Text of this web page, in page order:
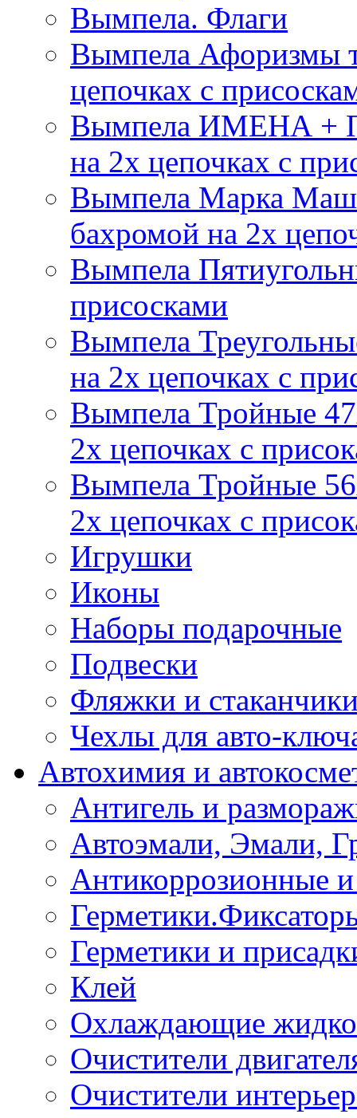
Вымпела. Флаги
Вымпела Афоризмы
цепочках с
Вымпела ИМЕНА +
на 2х цепочках с
Вымпела Марка
бахромой на 2х
Вымпела
присосками
Вымпела
на 2х цепочках с
Вымпела Тройные
2х цепочках с
Вымпела Тройные
2х цепочках с
Игрушки
Иконы
Наборы подарочные
Подвески
Фляжки и
Чехлы для авто-
Автохимия и
Антигель и
Автоэмали, Эмали,
Антикоррозионные
Герметики и
Клей
Охлаждающие
Очистители
Очистители